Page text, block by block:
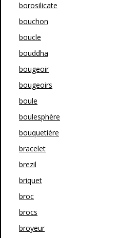
borosilicate
bouchon
boucle
bouddha
bougeoir
bougeoirs
boule
boulesphère
bouquetière
bracelet
brezil
briquet
broc
brocs
broyeur